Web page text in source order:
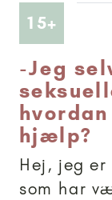
15+
-Jeg
hjælp?
Hej, jeg
som har